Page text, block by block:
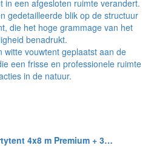
4x8 m Premium + 3…